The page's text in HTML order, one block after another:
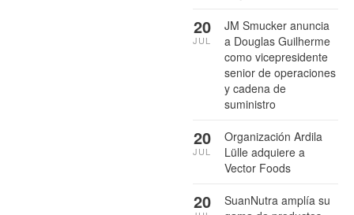
JM Smucker anuncia
a Douglas Guilherme
como vicepresidente
senior de operaciones
y cadena de
suministro
20
JUL
Organización Ardila
Lülle adquiere a
Vector Foods
20
JUL
SuanNutra amplía su
20